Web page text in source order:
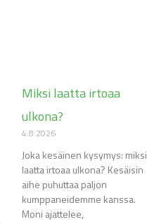
Miksi laatta irtoaa
ulkona?
4.8.2026
Joka kesäinen kysymys: miksi
laatta irtoaa ulkona? Kesäisin
aihe puhuttaa paljon
kumppaneidemme kanssa.
Moni ajattelee,